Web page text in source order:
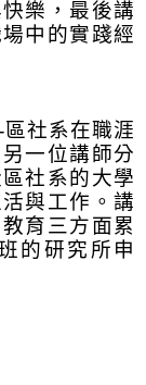
樂，最後講
中的實踐經
社系在職涯
一位講師分
社系的大學
與工作。講
育三方面累
的研究所申